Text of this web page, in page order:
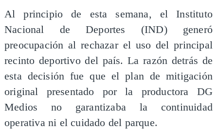
Al principio de esta semana, el Instituto
Nacional de Deportes (IND) generó
preocupación al rechazar el uso del principal
recinto deportivo del país. La razón detrás de
esta decisión fue que el plan de mitigación
original presentado por la productora DG
Medios no garantizaba la continuidad
operativa ni el cuidado del parque.